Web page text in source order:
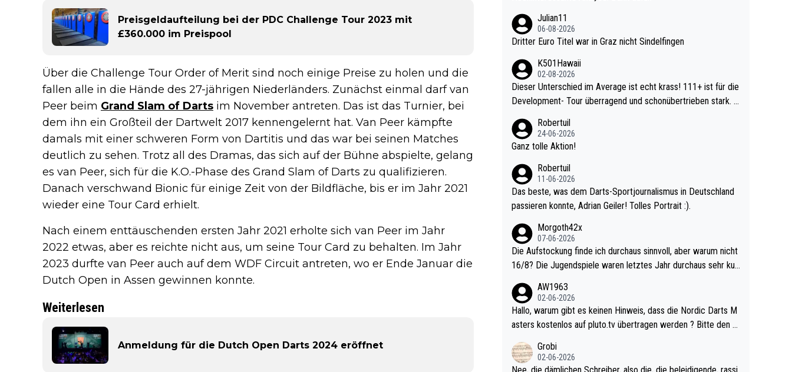
Preisgeldaufteilung bei der PDC Challenge Tour 2023 mit
£360.000 im Preispool
Über die Challenge Tour Order of Merit sind noch einige Preise zu holen und die
fallen alle in die Hände des 27-jährigen Niederländers. Zunächst einmal darf van
Peer beim Grand Slam of Darts im November antreten. Das ist das Turnier, bei
dem ihn ein Großteil der Dartwelt 2017 kennengelernt hat. Van Peer kämpfte
damals mit einer schweren Form von Dartitis und das war bei seinen Matches
deutlich zu sehen. Trotz all des Dramas, das sich auf der Bühne abspielte, gelang
es van Peer, sich für die K.O.-Phase des Grand Slam of Darts zu qualifizieren.
Danach verschwand Bionic für einige Zeit von der Bildfläche, bis er im Jahr 2021
wieder eine Tour Card erhielt.
Nach einem enttäuschenden ersten Jahr 2021 erholte sich van Peer im Jahr
2022 etwas, aber es reichte nicht aus, um seine Tour Card zu behalten. Im Jahr
2023 durfte van Peer auch auf dem WDF Circuit antreten, wo er Ende Januar die
Dutch Open in Assen gewinnen konnte.
Weiterlesen
Anmeldung für die Dutch Open Darts 2024 eröffnet
Julian11
06-08-2026
Dritter Euro Titel war in Graz nicht Sindelfingen
K501Hawaii
02-08-2026
Dieser Unterschied im Average ist echt krass! 111+ ist für die
Development- Tour überragend und schonübertrieben stark. U
e mal 40+ erst recht. Da gewinnst keinen Blumentopf - ist ja n
och krasser wie ein Pokalspiel eines Kreisligisten vs einem Bu
Robertuil
24-06-2026
Ganz tolle Aktion!
Robertuil
11-06-2026
Das beste, was dem Darts-Sportjournalismus in Deutschland
passieren konnte, Adrian Geiler! Tolles Portrait :).
Morgoth42x
07-06-2026
Die Aufstockung finde ich durchaus sinnvoll, aber warum nicht
16/8? Die Jugendspiele waren letztes Jahr durchaus sehr kur
l. Allerdings ist Mitchell Lawrie als Nummer 1 der Welt eh quali
fiziert. Somit ändert die automatische Qualifikation des Weltm
eisters erstmal nichts. Ich denke sie wollen damit für nächste
d wohl wenig WDF Turniere spielen. Dies war bei Archie Self l
etztes Jahr der Fall. Er musste als amtierender Weltmeister d
AW1963
02-06-2026
Hallo, warum gibt es keinen Hinweis, dass die Nordic Darts M
asters kostenlos auf pluto.tv übertragen werden ? Bitte den A
Grobi
02-06-2026